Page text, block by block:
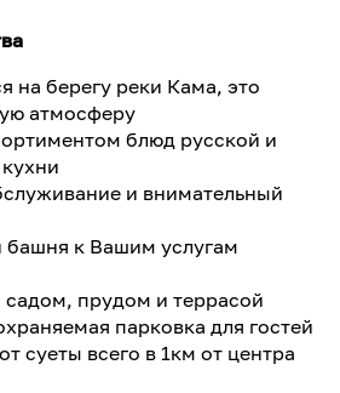
на берегу реки Кама, это
атмосферу
блюд русской и
и внимательный
башня к Вашим услугам
садом, прудом и террасой
парковка для гостей
суеты всего в 1км от центра